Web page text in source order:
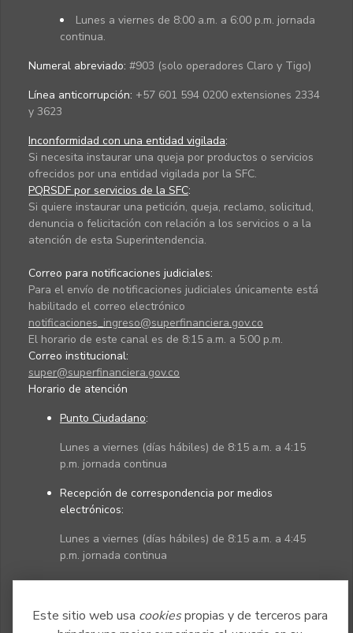
Este sitio web usa cookiespropias y de terceros para
Lunes a viernes de 8:00 a.m. a 6:00 p.m. jornada
continua.
Numeral abreviado: #903 (solo operadores Claro y Tigo)
Línea anticorrupción: +57 601 594 0200 extensiones 2334
y 3623
Inconformidad con una entidad vigilada:
Si necesita instaurar una queja por productos o servicios
ofrecidos por una entidad vigilada por la SFC.
PQRSDF por servicios de la SFC:
Si quiere instaurar una petición, queja, reclamo, solicitud,
denuncia o felicitación con relación a los servicios o a la
atención de esta Superintendencia.
Correo para notificaciones judiciales:
Para el envío de notificaciones judiciales únicamente está
habilitado el correo electrónico
notificaciones_ingreso@superfinanciera.gov.co
El horario de este canal es de 8:15 a.m. a 5:00 p.m.
Correo institucional:
super@superfinanciera.gov.co
Horario de atención
Punto Ciudadano:
Lunes a viernes (días hábiles) de 8:15 a.m. a 4:15
p.m. jornada continua
Recepción de correspondencia por medios
electrónicos:
Lunes a viernes (días hábiles) de 8:15 a.m. a 4:45
p.m. jornada continua